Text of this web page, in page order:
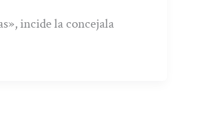
incide la concejala